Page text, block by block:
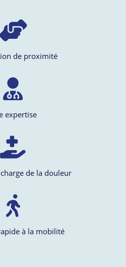
de proximité
expertise
de la douleur
à la mobilité